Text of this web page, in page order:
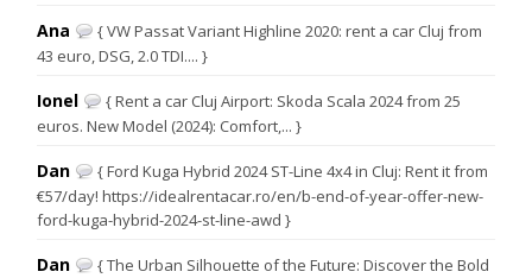
Ana
{ VW Passat Variant Highline 2020: rent a car Cluj from
43 euro, DSG, 2.0 TDI.... }
Ionel
{ Rent a car Cluj Airport: Skoda Scala 2024 from 25
euros. New Model (2024): Comfort,... }
Dan
{ Ford Kuga Hybrid 2024 ST-Line 4x4 in Cluj: Rent it from
€57/day! https://idealrentacar.ro/en/b-end-of-year-offer-new-
ford-kuga-hybrid-2024-st-line-awd }
Dan
{ The Urban Silhouette of the Future: Discover the Bold